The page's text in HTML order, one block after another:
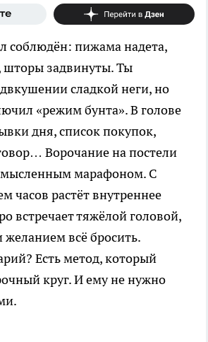
соблюдён: пижама надета,
шторы задвинуты. Ты
сладкой неги, но
«режим бунта». В голове
дня, список покупок,
Ворочание на постели
марафоном. С
часов растёт внутреннее
встречает тяжёлой головой,
всё бросить.
Есть метод, который
круг. И ему не нужно